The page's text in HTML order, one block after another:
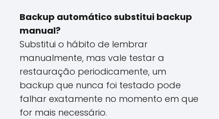
Backup automático substitui backup
manual?
Substitui o hábito de lembrar
manualmente, mas vale testar a
restauração periodicamente, um
backup que nunca foi testado pode
falhar exatamente no momento em que
for mais necessário.